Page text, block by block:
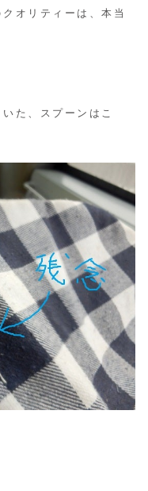
オリティーは、本当
た、スプーンはこ